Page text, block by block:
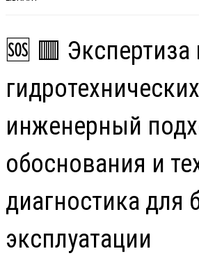
🆘 🟥
инженерный
обоснования и
диагностика для
эксплуатации